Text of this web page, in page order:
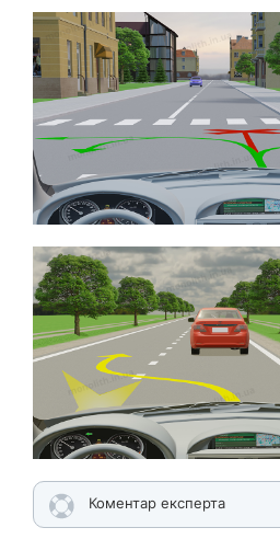
Коментар експерта